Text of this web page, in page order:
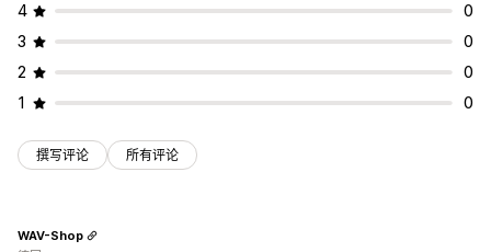
4
0
3
0
2
0
1
0
撰写评论 所有评论
WAV-Shop